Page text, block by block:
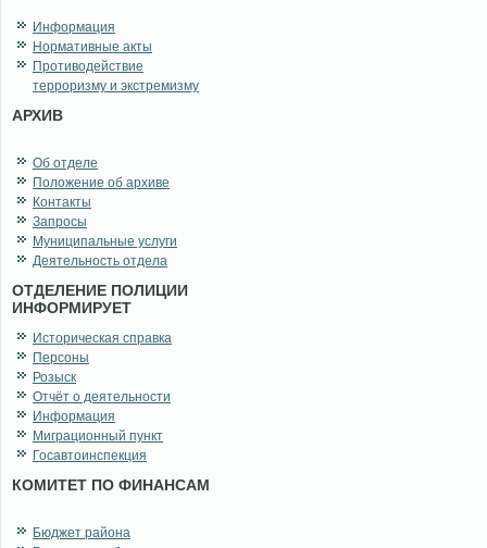
Информация
Нормативные акты
Противодействие
терроризму и экстремизму
АРХИВ
Об отделе
Положение об архиве
Контакты
Запросы
Муниципальные услуги
Деятельность отдела
ОТДЕЛЕНИЕ ПОЛИЦИИ
ИНФОРМИРУЕТ
Историческая справка
Персоны
Розыск
Отчёт о деятельности
Информация
Миграционный пункт
Госавтоинспекция
КОМИТЕТ ПО ФИНАНСАМ
Бюджет района